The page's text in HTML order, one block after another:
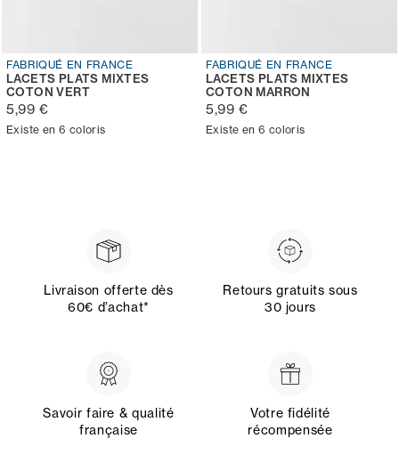
FABRIQUÉ EN FRANCE
LACETS PLATS MIXTES
COTON VERT
5,99 €
Existe en 6 coloris
FABRIQUÉ EN FRANCE
LACETS PLATS MIXTES
COTON MARRON
5,99 €
Existe en 6 coloris
Livraison offerte dès
60€ d’achat*
Retours gratuits sous
30 jours
Savoir faire & qualité
française
Votre fidélité
récompensée